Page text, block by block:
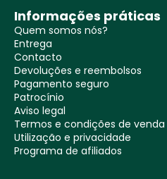
Informações práticas
Quem somos nós?
Entrega
Contacto
Devoluções e reembolsos
Pagamento seguro
Patrocínio
Aviso legal
Termos e condições de venda
Utilização e privacidade
Programa de afiliados